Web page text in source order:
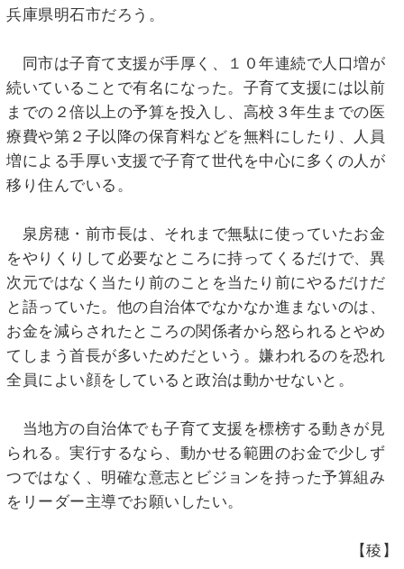
兵庫県明石市だろう。
同市は子育て支援が手厚く、１０年連続で人口増が
続いていることで有名になった。子育て支援には以前
までの２倍以上の予算を投入し、高校３年生までの医
療費や第２子以降の保育料などを無料にしたり、人員
増による手厚い支援で子育て世代を中心に多くの人が
移り住んでいる。
泉房穂・前市長は、それまで無駄に使っていたお金
をやりくりして必要なところに持ってくるだけで、異
次元ではなく当たり前のことを当たり前にやるだけだ
と語っていた。他の自治体でなかなか進まないのは、
お金を減らされたところの関係者から怒られるとやめ
てしまう首長が多いためだという。嫌われるのを恐れ
全員によい顔をしていると政治は動かせないと。
当地方の自治体でも子育て支援を標榜する動きが見
られる。実行するなら、動かせる範囲のお金で少しず
つではなく、明確な意志とビジョンを持った予算組み
をリーダー主導でお願いしたい。
【稜】